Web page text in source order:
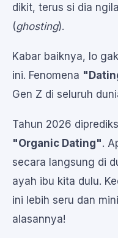
dikit, terus si dia
(ghosting).
Kabar baiknya, lo
ini. Fenomena
Gen Z di seluruh
Tahun 2026
"Organic Dating".
secara langsung di
ayah ibu kita dulu.
ini lebih seru dan
alasannya!